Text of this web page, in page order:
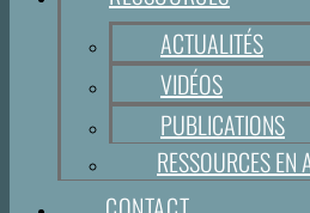
ACTUALITÉS
VIDÉOS
PUBLICATIONS
RESSOURCES EN